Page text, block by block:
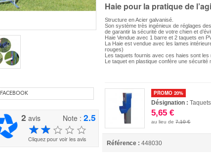
FACEBOOK
2 avis Note :2.5
Cliquez pour voir les avis
Haie pour la pratique de
Structure en Acier galvanisé.
Son système très ingénieux de réglages
de garantir la sécurité de votre chien et
Haie Vendue avec 1 barre et 2 taquets en
La Haie est vendue avec les lames
rouges)
Les taquets fournis avec ces haies sont
Le taquet en plastique confère une sécurité
PROMO 20%
Désignation :
5,65 €
au lieu de7,10 €
Référence : 448030